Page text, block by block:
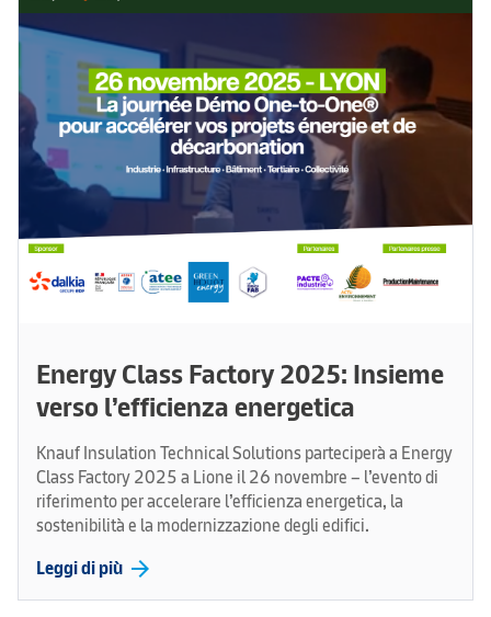
Energy Class Factory 2025: Insieme
verso l’efficienza energetica
Knauf Insulation Technical Solutions parteciperà a Energy
Class Factory 2025 a Lione il 26 novembre – l’evento di
riferimento per accelerare l’efficienza energetica, la
sostenibilità e la modernizzazione degli edifici.
Leggi di più arrow_forward